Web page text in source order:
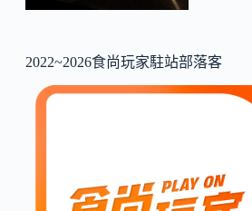
2022~2026食尚玩家駐站部落客